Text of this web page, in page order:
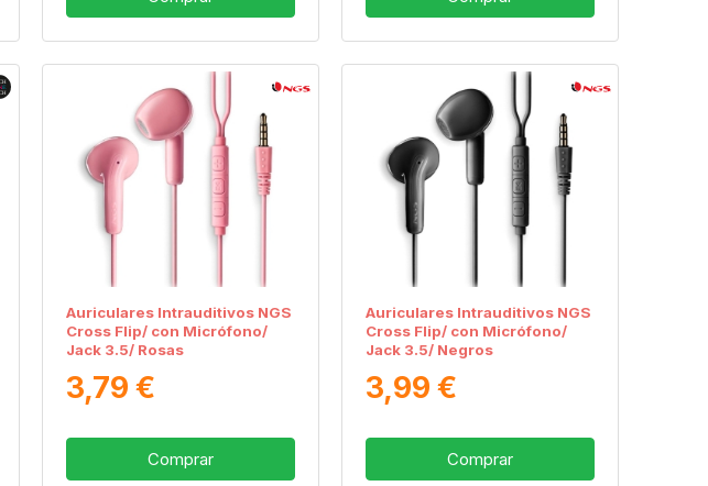
Auriculares Intrauditivos NGS
Cross Flip/ con Micrófono/
Jack 3.5/ Rosas
3,79 €
Comprar
Auriculares Intrauditivos NGS
Cross Flip/ con Micrófono/
Jack 3.5/ Negros
3,99 €
Comprar